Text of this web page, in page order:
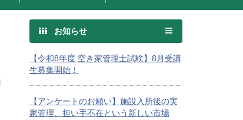
お知らせ
【令和8年度 空き家管理士試験】8月受講
生募集開始！
【アンケートのお願い】施設入所後の実
家管理、担い手不在という新しい市場